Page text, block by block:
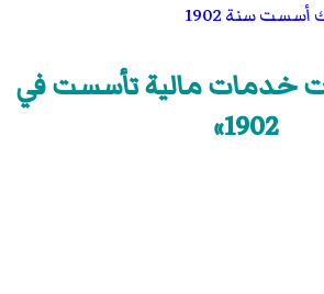
أسست سنة 1902
خدمات مالية تأسست في
1902»